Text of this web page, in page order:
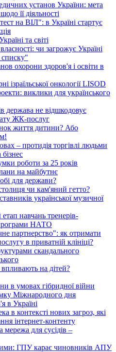
установ України: мета
її діяльності
на ВІЛ": в Україні стартує
та світі
чи загрожує Україні
охорони здоров'я і освіти в
ізраїльської онкології LISOD
виклики для українського
держава не відшкодовує
ЖК-послуг
життя дитини? Або
– протидія торгівлі людьми
роботи за 25 років
на майбутнє
для держави?
чи кам'яний гетто?
української музичної
навчань тренерів-
НАТО
партнерство": як отримати
в приватній клініці?
скандального
на дітей?
в умовах гібридної війни
Міжнародного дня
в Україні
в контексті нових загроз, які
інтернет-контенту
мережа для сусідів –
ГПУ карає чиновників АПУ